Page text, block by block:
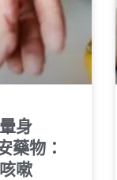
身
藥物：
嗽